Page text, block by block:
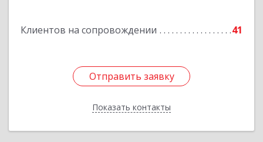
Клиентов на сопровождении 41
Отправить заявку
Показать контакты
Отправить заявку
Назад